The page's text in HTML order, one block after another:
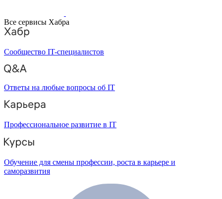
Все сервисы Хабра
Сообщество IT-специалистов
Ответы на любые вопросы об IT
Профессиональное развитие в IT
Обучение для смены профессии, роста в карьере и
саморазвития